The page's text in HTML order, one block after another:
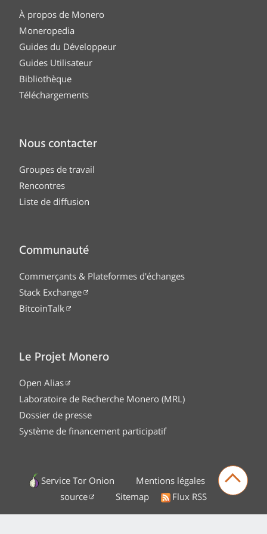
À propos de Monero
Moneropedia
Guides du Développeur
Guides Utilisateur
Bibliothèque
Téléchargements
Nous contacter
Groupes de travail
Rencontres
Liste de diffusion
Communauté
Commerçants & Plateformes d'échanges
Stack Exchange
BitcoinTalk
Le Projet Monero
Open Alias
Laboratoire de Recherche Monero (MRL)
Dossier de presse
Système de financement participatif
Service Tor Onion Mentions légales
Code
source
Sitemap Flux RSS